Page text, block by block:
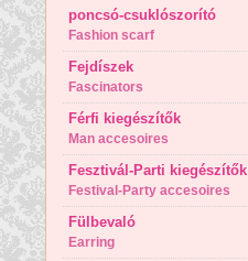
poncsó-csuklószorító
Fashion scarf
Fejdíszek
Fascinators
Férfi kiegészítők
Man accesoires
Fesztivál-Parti kiegészítők
Festival-Party accesoires
Fülbevaló
Earring